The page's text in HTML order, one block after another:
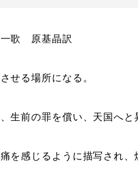
歌 原基晶訳
せる場所になる。
生前の罪を償い、天国へと
を感じるように描写され